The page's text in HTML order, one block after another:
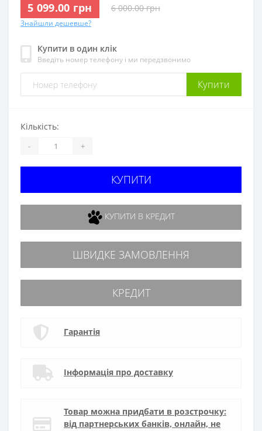
5 099.00 грн 6 000.00 грн
Знайшли дешевше?
Купити в один клік
Введіть номер телефону і ми передзвонимо
Купити
Кількість:
- +
КУПИТИ
КУПИТИ В КРЕДИТ
ШВИДКЕ ЗАМОВЛЕННЯ
КРЕДИТ
Гарантія
Інформація про доставку
Товар можна придбати в розстрочку:
від партнерських банків, онлайн, не